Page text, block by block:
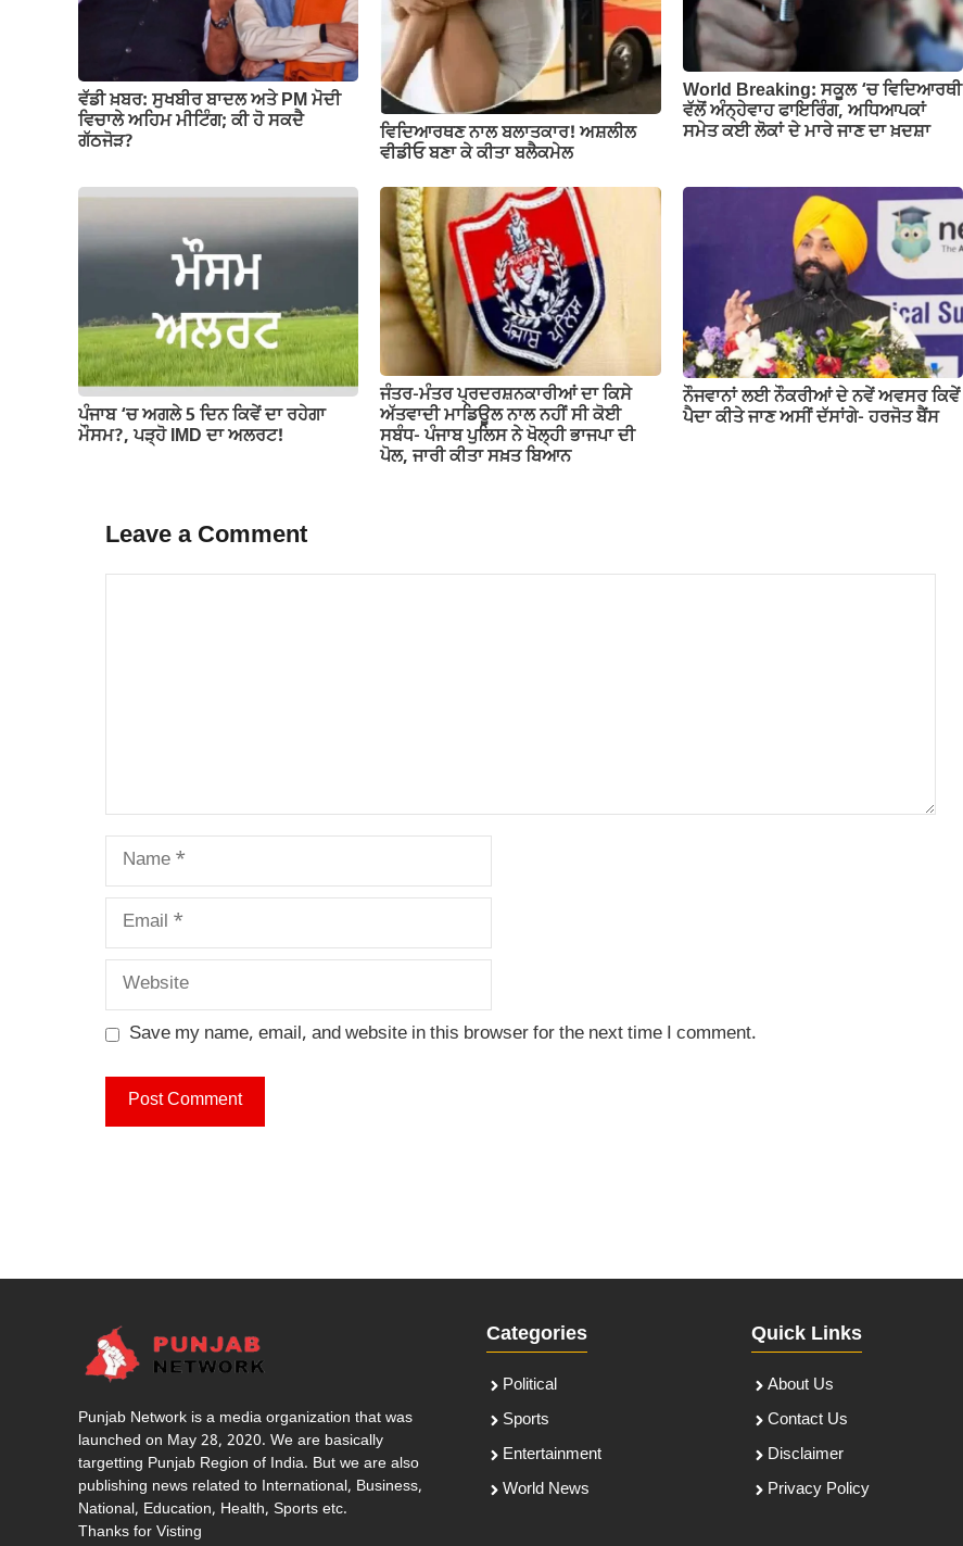
ਵੱਡੀ ਖ਼ਬਰ: ਸੁਖਬੀਰ ਬਾਦਲ ਅਤੇ PM ਮੋਦੀ
ਵਿਚਾਲੇ ਅਹਿਮ ਮੀਟਿੰਗ; ਕੀ ਹੋ ਸਕਦੈ
ਗੱਠਜੋੜ?
ਵਿਦਿਆਰਥਣ ਨਾਲ ਬਲਾਤਕਾਰ! ਅਸ਼ਲੀਲ
ਵੀਡੀਓ ਬਣਾ ਕੇ ਕੀਤਾ ਬਲੈਕਮੇਲ
World Breaking: ਸਕੂਲ ‘ਚ ਵਿਦਿਆਰਥੀ
ਵੱਲੋਂ ਅੰਨ੍ਹੇਵਾਹ ਫਾਇਰਿੰਗ, ਅਧਿਆਪਕਾਂ
ਸਮੇਤ ਕਈ ਲੋਕਾਂ ਦੇ ਮਾਰੇ ਜਾਣ ਦਾ ਖ਼ਦਸ਼ਾ
ਪੰਜਾਬ ‘ਚ ਅਗਲੇ 5 ਦਿਨ ਕਿਵੇਂ ਦਾ ਰਹੇਗਾ
ਮੌਸਮ?, ਪੜ੍ਹੋ IMD ਦਾ ਅਲਰਟ!
ਜੰਤਰ-ਮੰਤਰ ਪ੍ਰਦਰਸ਼ਨਕਾਰੀਆਂ ਦਾ ਕਿਸੇ
ਅੱਤਵਾਦੀ ਮਾਡਿਊਲ ਨਾਲ ਨਹੀਂ ਸੀ ਕੋਈ
ਸਬੰਧ- ਪੰਜਾਬ ਪੁਲਿਸ ਨੇ ਖੋਲ੍ਹੀ ਭਾਜਪਾ ਦੀ
ਪੋਲ, ਜਾਰੀ ਕੀਤਾ ਸਖ਼ਤ ਬਿਆਨ
ਨੌਜਵਾਨਾਂ ਲਈ ਨੌਕਰੀਆਂ ਦੇ ਨਵੇਂ ਅਵਸਰ ਕਿਵੇਂ
ਪੈਦਾ ਕੀਤੇ ਜਾਣ ਅਸੀਂ ਦੱਸਾਂਗੇ- ਹਰਜੋਤ ਬੈਂਸ
Leave a Comment
Name
Email
Website
Save my name, email, and website in this browser for the next time I comment.
Punjab Network is a media organization that was
launched on May 28, 2020. We are basically
targetting Punjab Region of India. But we are also
publishing news related to International, Business,
National, Education, Health, Sports etc.
Thanks for Visting
Categories
Political
Sports
Entertainment
World News
Quick Links
About Us
Contact Us
Disclaimer
Privacy Policy